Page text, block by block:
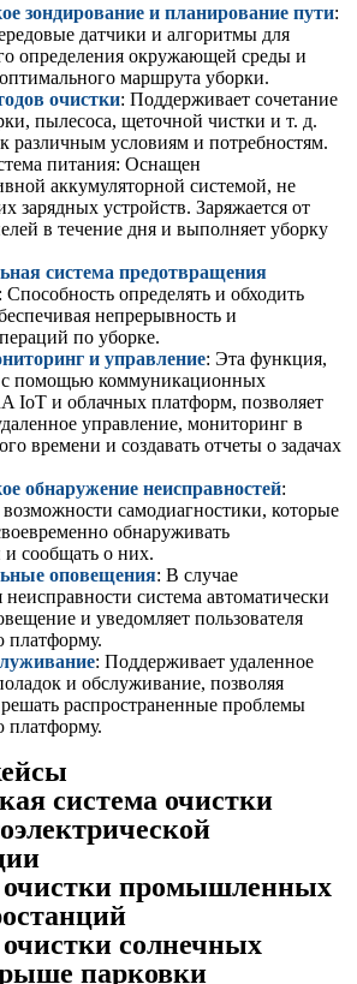
зондирование и планирование пути:
датчики и алгоритмы для
определения окружающей среды и
маршрута уборки.
очистки: Поддерживает сочетание
пылесоса, щеточной чистки и т. д.
различным условиям и потребностям.
питания: Оснащен
аккумуляторной системой, не
зарядных устройств. Заряжается от
в течение дня и выполняет уборку
система предотвращения
: Способность определять и обходить
непрерывность и
по уборке.
и управление: Эта функция,
с помощью коммуникационных
IoT и облачных платформ, позволяет
управление, мониторинг в
времени и создавать отчеты о задачах
обнаружение неисправностей:
самодиагностики, которые
обнаруживать
и сообщать о них.
оповещения: В случае
система автоматически
и уведомляет пользователя
платформу.
: Поддерживает удаленное
и обслуживание, позволяя
решать распространенные проблемы
платформу.
система очистки
очистки промышленных
солнечных
парковки